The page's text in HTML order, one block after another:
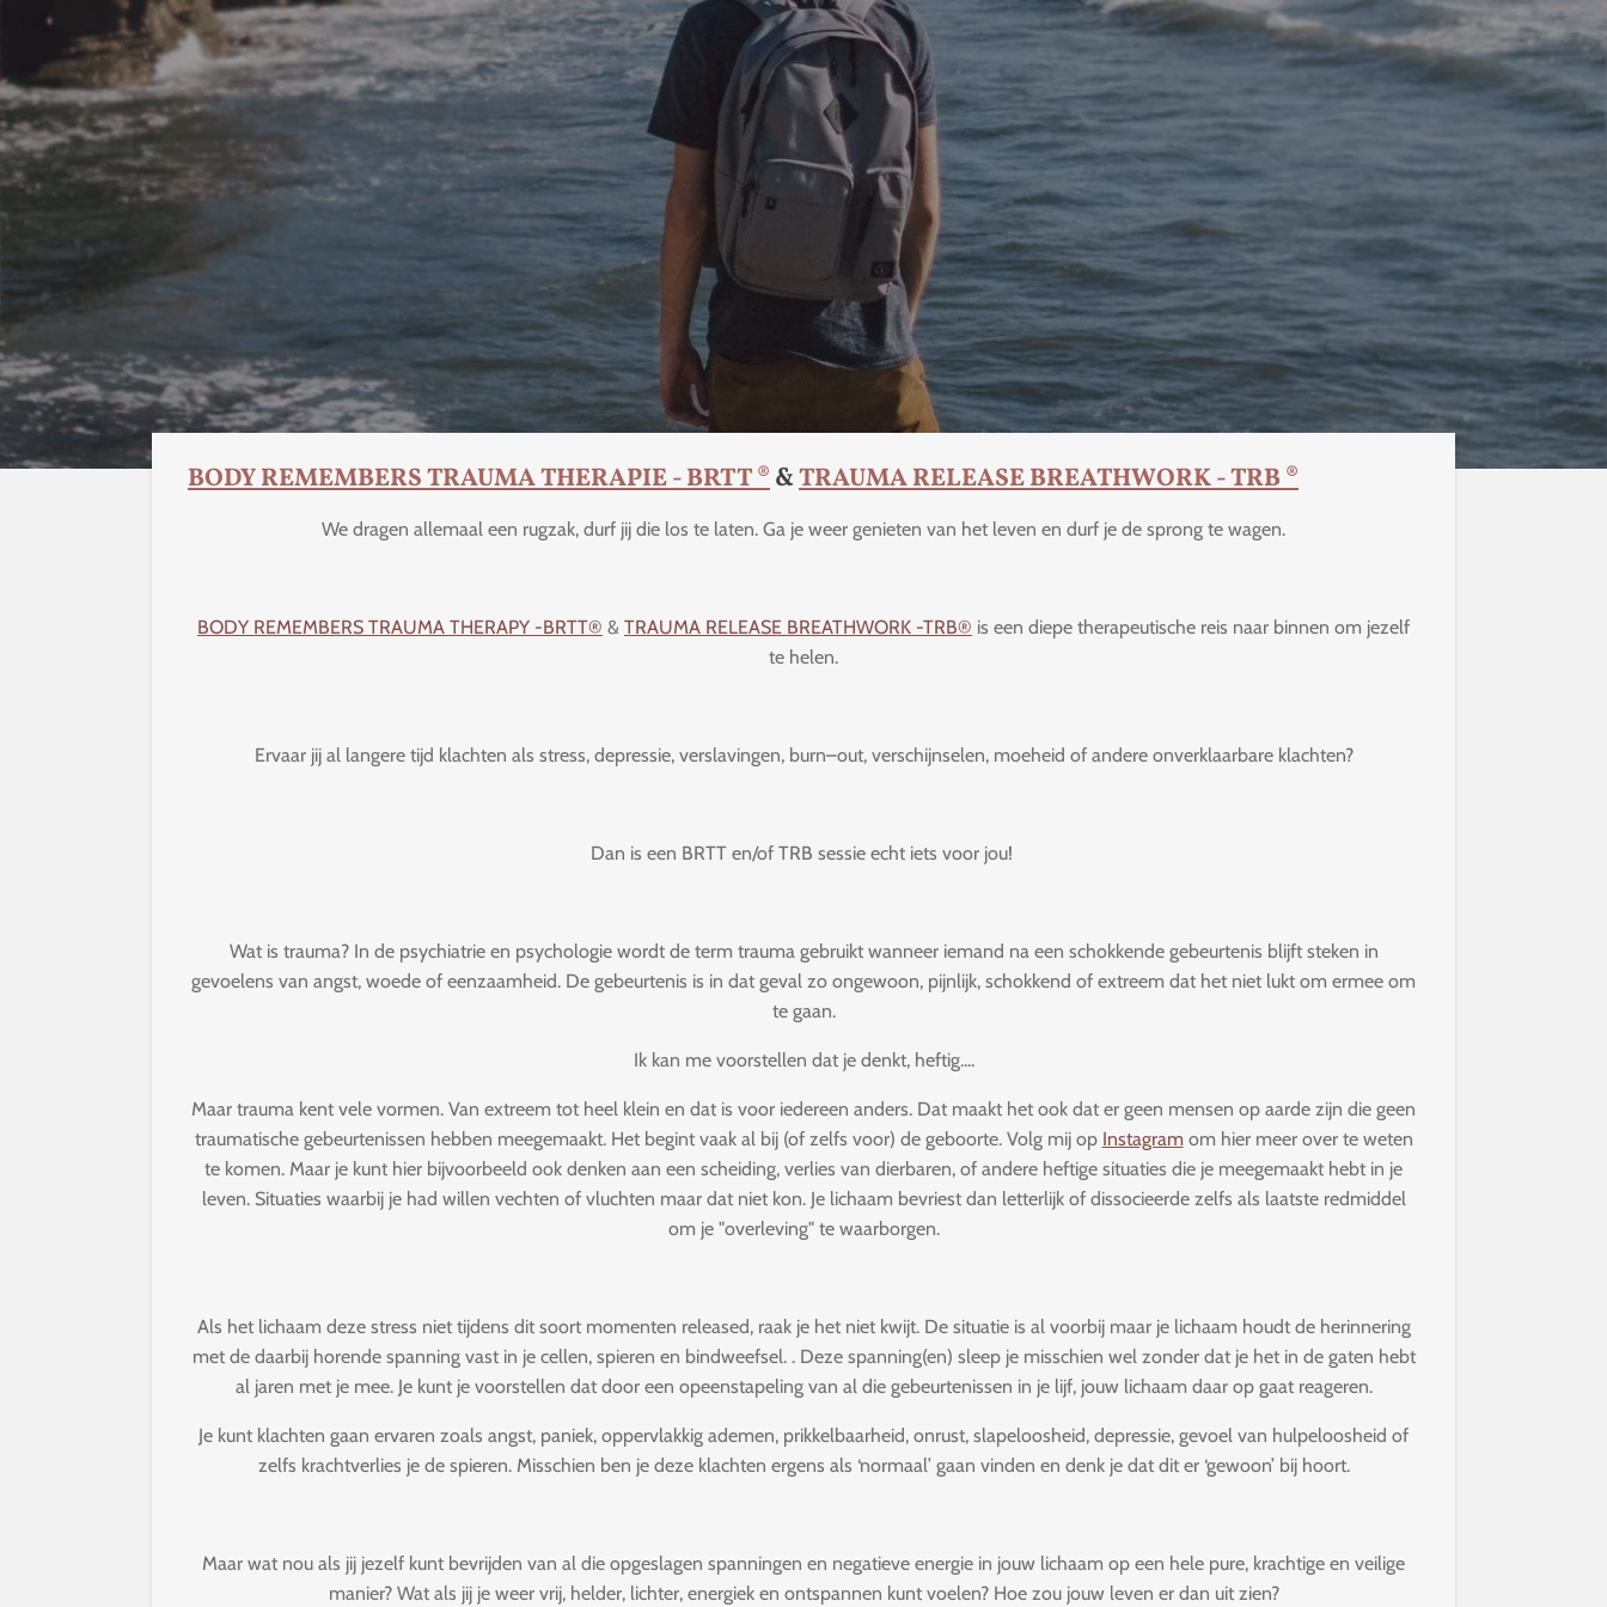
BODY REMEMBERS TRAUMA THERAPIE - BRTT ®&TRAUMA RELEASE BREATHWORK - TRB ®
We dragen allemaal een rugzak, durf jij die los te laten. Ga je weer genieten van het leven en durf je de sprong te wagen.
BODY REMEMBERS TRAUMA THERAPY -BRTT® & TRAUMA RELEASE BREATHWORK -TRB® is een diepe therapeutische reis naar binnen om jezelf
te helen.
Ervaar jij al langere tijd klachten als stress, depressie, verslavingen, burn–out, verschijnselen, moeheid of andere onverklaarbare klachten?
Dan is een BRTT en/of TRB sessie echt iets voor jou!
Wat is trauma? In de psychiatrie en psychologie wordt de term trauma gebruikt wanneer iemand na een schokkende gebeurtenis blijft steken in
gevoelens van angst, woede of eenzaamheid. De gebeurtenis is in dat geval zo ongewoon, pijnlijk, schokkend of extreem dat het niet lukt om ermee om
te gaan.
Ik kan me voorstellen dat je denkt, heftig....
Maar trauma kent vele vormen. Van extreem tot heel klein en dat is voor iedereen anders. Dat maakt het ook dat er geen mensen op aarde zijn die geen
traumatische gebeurtenissen hebben meegemaakt. Het begint vaak al bij (of zelfs voor) de geboorte. Volg mij op Instagramom hier meer over te weten
te komen. Maar je kunt hier bijvoorbeeld ook denken aan een scheiding, verlies van dierbaren, of andere heftige situaties die je meegemaakt hebt in je
leven. Situaties waarbij je had willen vechten of vluchten maar dat niet kon. Je lichaam bevriest dan letterlijk of dissocieerde zelfs als laatste redmiddel
om je "overleving" te waarborgen.
Als het lichaam deze stress niet tijdens dit soort momenten released, raak je het niet kwijt. De situatie is al voorbij maar je lichaam houdt de herinnering
met de daarbij horende spanning vast in je cellen, spieren en bindweefsel. . Deze spanning(en) sleep je misschien wel zonder dat je het in de gaten hebt
al jaren met je mee. Je kunt je voorstellen dat door een opeenstapeling van al die gebeurtenissen in je lijf, jouw lichaam daar op gaat reageren.
Je kunt klachten gaan ervaren zoals angst, paniek, oppervlakkig ademen, prikkelbaarheid, onrust, slapeloosheid, depressie, gevoel van hulpeloosheid of
zelfs krachtverlies je de spieren. Misschien ben je deze klachten ergens als ‘normaal’ gaan vinden en denk je dat dit er ‘gewoon’ bij hoort.
Maar wat nou als jij jezelf kunt bevrijden van al die opgeslagen spanningen en negatieve energie in jouw lichaam op een hele pure, krachtige en veilige
manier? Wat als jij je weer vrij, helder, lichter, energiek en ontspannen kunt voelen? Hoe zou jouw leven er dan uit zien?